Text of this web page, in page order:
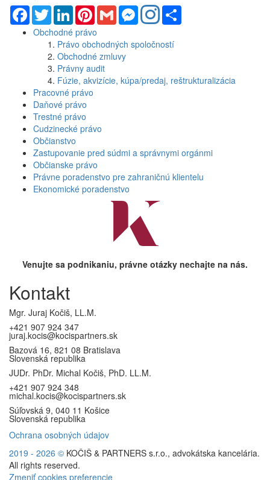
Facebook
TwitterLinkedInPinterestGmail Messenger
Obchodné právo
Právo obchodných spoločností
Obchodné zmluvy
Právny audit
Fúzie, akvizície, kúpa/predaj, reštrukturalizácia
Pracovné právo
Daňové právo
Trestné právo
Cudzinecké právo
Občianstvo
Zastupovanie pred súdmi a správnymi orgánmi
Občianske právo
Právne poradenstvo pre zahraničnú klientelu
Ekonomické poradenstvo
Venujte sa podnikaniu, právne otázky nechajte na nás.
Kontakt
Mgr. Juraj Kočiš, LL.M.
+421 907 924 347
juraj.kocis@kocispartners.sk
Bazová 16, 821 08 Bratislava
Slovenská republika
JUDr. PhDr. Michal Kočiš, PhD. LL.M.
+421 907 924 348
michal.kocis@kocispartners.sk
Súľovská 9, 040 11 Košice
Slovenská republika
Ochrana osobných údajov
2019 - 2026 © KOČIŠ & PARTNERS s.r.o., advokátska kancelária.
All rights reserved.
Zmeniť cookies preferencie